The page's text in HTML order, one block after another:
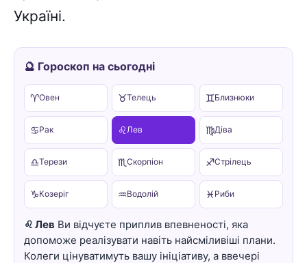
Україні.
🔮 Гороскоп на сьогодні
♈Овен ♉Телець ♊Близнюки
♋Рак ♌Лев ♍Діва
♎Терези ♏Скорпіон ♐Стрілець
♑Козеріг ♒Водолій ♓ Риби
♌ Лев Ви відчуєте приплив впевненості, яка
допоможе реалізувати навіть найсміливіші плани.
Колеги цінуватимуть вашу ініціативу, а ввечері